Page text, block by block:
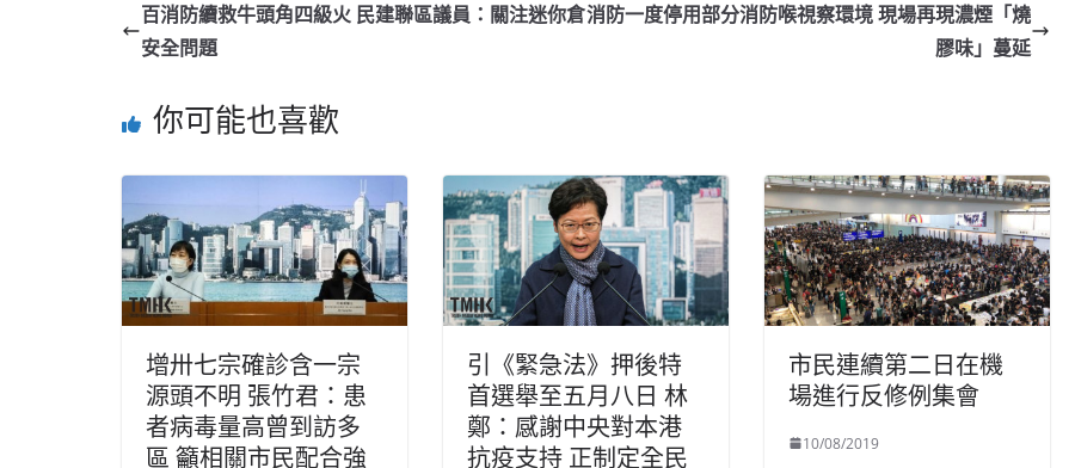
百消防續救牛頭角四級火 民建聯區議員：關注迷你倉
安全問題
消防一度停用部分消防喉視察環境 現場再現濃煙「燒
膠味」蔓延
你可能也喜歡
增卅七宗確診含一宗
源頭不明 張竹君：患
者病毒量高曾到訪多
區 籲相關市民配合強
引《緊急法》押後特
首選舉至五月八日 林
鄭：感謝中央對本港
抗疫支持 正制定全民
市民連續第二日在機
場進行反修例集會
10/08/2019